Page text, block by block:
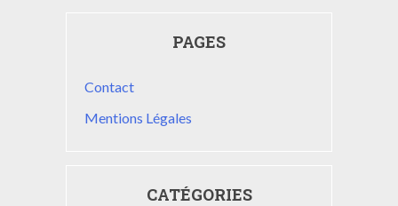
PAGES
Contact
Mentions Légales
CATÉGORIES